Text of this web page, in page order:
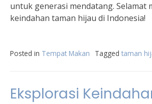
untuk generasi mendatang. Selamat
keindahan taman hijau di Indonesia!
Posted in Tempat Makan Tagged taman
Eksplorasi